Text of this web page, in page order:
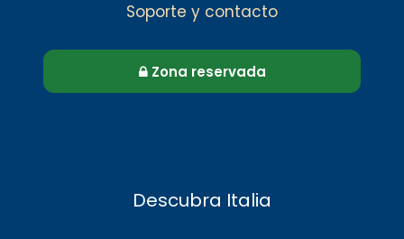
Soporte y contacto
Zona reservada
Descubra Italia